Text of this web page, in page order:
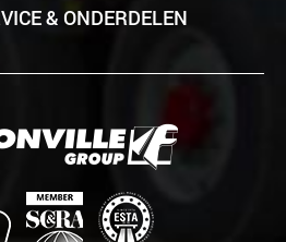
& ONDERDELEN